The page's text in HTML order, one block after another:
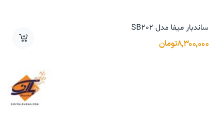
ساندبار میفا مدل SB202
۸,۳۰۰,۰۰۰تومان